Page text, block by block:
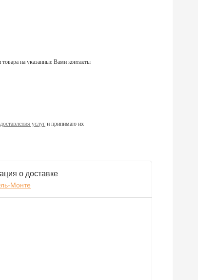
на указанные Вами контакты
услуг и принимаю их
о доставке
Монте